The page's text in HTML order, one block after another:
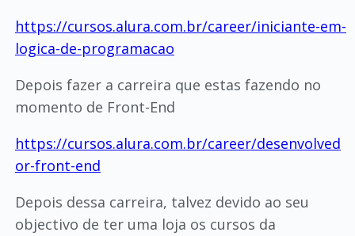
https://cursos.alura.com.br/career/iniciante-em-
logica-de-programacao
Depois fazer a carreira que estas fazendo no
momento de Front-End
https://cursos.alura.com.br/career/desenvolved
or-front-end
Depois dessa carreira, talvez devido ao seu
objectivo de ter uma loja os cursos da